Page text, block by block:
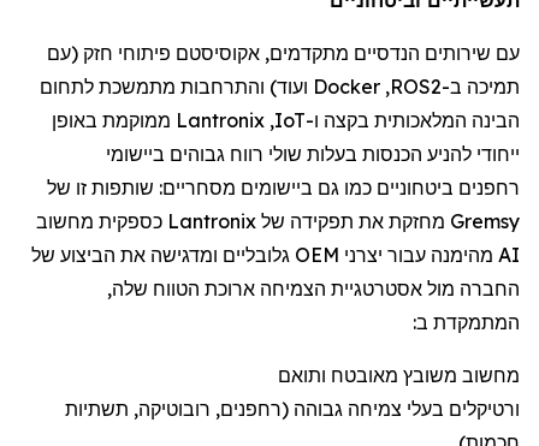
עם שירותים הנדסיים מתקדמים, אקוסיסטם פיתוחי חזק (עם
תמיכה ב-ROS2
,
Docker ועוד) והתרחבות מתמשכת לתחום
הבינה המלאכותית בקצה ו-IoT
,
Lantronix ממוקמת באופן
ייחודי להניע הכנסות בעלות שולי רווח גבוהים ביישומי
רחפנים ביטחוניים כמו גם ביישומים מסחריים: שותפות זו של
Gremsy מחזקת את תפקידה של Lantronix כספקית מחשוב
AI מהימנה עבור יצרני OEM גלובליים ומדגישה את הביצוע של
החברה מול אסטרטגיית הצמיחה ארוכת הטווח שלה,
המתמקדת ב:
מחשוב משובץ מאובטח ותואם
ורטיקלים בעלי צמיחה גבוהה (רחפנים, רובוטיקה, תשתיות